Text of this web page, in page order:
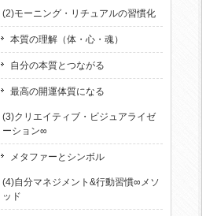
(2)モーニング・リチュアルの習慣化
本質の理解（体・心・魂）
自分の本質とつながる
最高の開運体質になる
(3)クリエイティブ・ビジュアライゼ
ーション∞
メタファーとシンボル
(4)自分マネジメント&行動習慣∞メソ
ッド